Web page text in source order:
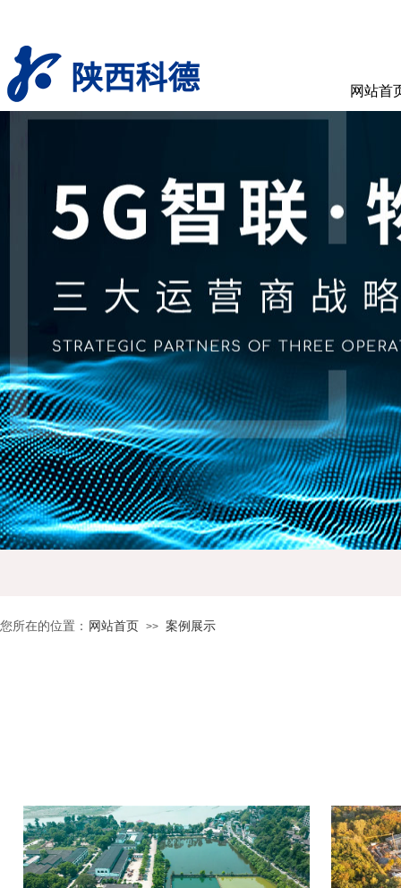
您所在的位置： 网站首页 >> 案例展示
网站首
陕西科德